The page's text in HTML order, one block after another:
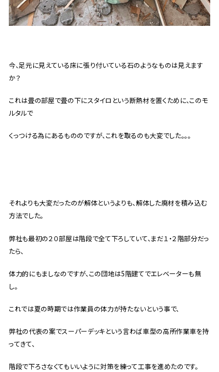
今、足元に見えている床に張り付いている石のようなものは見えます
か？
これは畳の部屋で畳の下にスタイロという断熱材を置くために、このモ
ルタルで
くっつける為にあるもののですが、これを取るのも大変でした。。。
それよりも大変だったのが解体というよりも、解体した廃材を積み込む
方法でした。
弊社も最初の２０部屋は階段で全て下ろしていて、まだ１・２階部分だっ
たら、
体力的にもましなのですが、この団地は5階建てでエレベーターも無
し。
これでは夏の時期では作業員の体力が持たないという事で、
弊社の代表の案でスーパーデッキという言わば車型の高所作業車を持
ってきて、
階段で下ろさなくてもいいように対策を練って工事を進めたのです。